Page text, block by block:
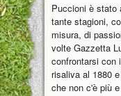
Puccioni è stato
tante stagioni,
misura, di
volte Gazzetta
confrontarsi con
risaliva al 1880
che non c'è più